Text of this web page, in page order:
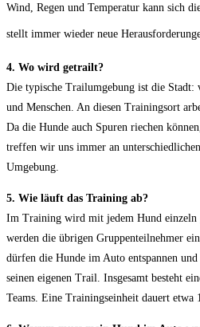
Wind, Regen und Temperatur kann sich
stellt immer wieder neue
4. Wo wird getrailt?
Die typische Trailumgebung ist die Stadt:
und Menschen. An diesen Trainingsort
Da die Hunde auch Spuren riechen
treffen wir uns immer an
Umgebung.
5. Wie läuft das Training ab?
Im Training wird mit jedem Hund einzeln
werden die übrigen Gruppenteilnehmer
dürfen die Hunde im Auto entspannen
seinen eigenen Trail. Insgesamt besteht
Teams. Eine Trainingseinheit dauert etwa